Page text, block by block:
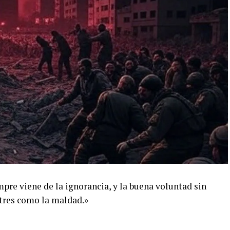
viene de la ignorancia, y la buena voluntad sin
como la maldad.»